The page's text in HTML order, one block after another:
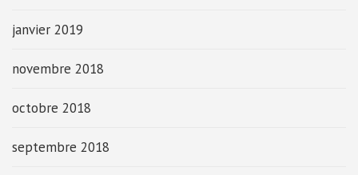
janvier 2019
novembre 2018
octobre 2018
septembre 2018